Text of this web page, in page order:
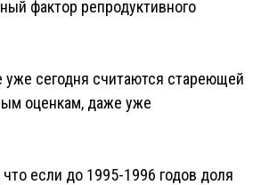
фактор репродуктивного
уже сегодня считаются стареющей
оценкам, даже уже
если до 1995-1996 годов доля